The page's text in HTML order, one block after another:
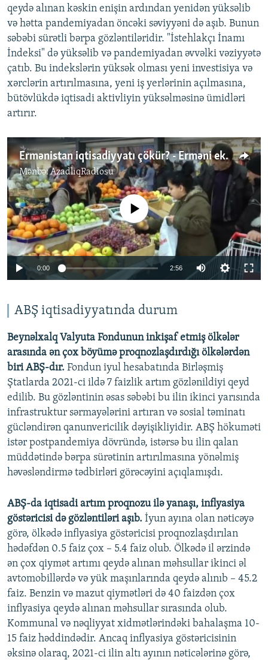
qeydə alınan kəskin enişin ardından yenidən yüksəlib
və hətta pandemiyadan öncəki səviyyəni də aşıb. Bunun
səbəbi sürətli bərpa gözləntiləridir. "İstehlakçı İnamı
İndeksi" də yüksəlib və pandemiyadan əvvəlki vəziyyətə
çatıb. Bu indekslərin yüksək olması yeni investisiya və
xərclərin artırılmasına, yeni iş yerlərinin açılmasına,
bütövlükdə iqtisadi aktivliyin yüksəlməsinə ümidləri
artırır.
Ermənistan iqtisadiyyatı çökür? - Erməni ekspertlər real durumu anladır
Mənbə:AzadlıqRadiosu
720p 1080p
No media source currently available
0:00 2:56
720p
1080p
ABŞ iqtisadiyyatında durum
Beynəlxalq Valyuta Fondunun inkişaf etmiş ölkələr
arasında ən çox böyümə proqnozlaşdırdığı ölkələrdən
biri ABŞ-dır. Fondun iyul hesabatında Birləşmiş
Ştatlarda 2021-ci ildə 7 faizlik artım gözlənildiyi qeyd
edilib. Bu gözləntinin əsas səbəbi bu ilin ikinci yarısında
infrastruktur sərmayələrini artıran və sosial təminatı
gücləndirən qanunvericilik dəyişikliyidir. ABŞ hökuməti
istər postpandemiya dövründə, istərsə bu ilin qalan
müddətində bərpa sürətinin artırılmasına yönəlmiş
həvəsləndirmə tədbirləri görəcəyini açıqlamışdı.
ABŞ-da iqtisadi artım proqnozu ilə yanaşı, inflyasiya
göstəricisi də gözləntiləri aşıb. İyun ayına olan nəticəyə
görə, ölkədə inflyasiya göstəricisi proqnozlaşdırılan
hədəfdən 0.5 faiz çox – 5.4 faiz olub. Ölkədə il ərzində
ən çox qiymət artımı qeydə alınan məhsullar ikinci əl
avtomobillərdə və yük maşınlarında qeydə alınıb – 45.2
faiz. Benzin və mazut qiymətləri də 40 faizdən çox
inflyasiya qeydə alınan məhsullar sırasında olub.
Kommunal və nəqliyyat xidmətlərindəki bahalaşma 10-
15 faiz həddindədir. Ancaq inflyasiya göstəricisinin
əksinə olaraq, 2021-ci ilin altı ayının nəticələrinə görə,